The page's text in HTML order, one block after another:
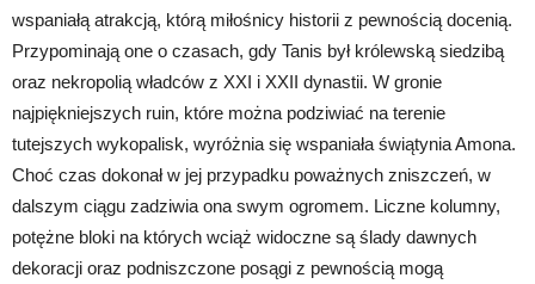
wspaniałą atrakcją, którą miłośnicy historii z pewnością docenią.
Przypominają one o czasach, gdy Tanis był królewską siedzibą
oraz nekropolią władców z XXI i XXII dynastii. W gronie
najpiękniejszych ruin, które można podziwiać na terenie
tutejszych wykopalisk, wyróżnia się wspaniała świątynia Amona.
Choć czas dokonał w jej przypadku poważnych zniszczeń, w
dalszym ciągu zadziwia ona swym ogromem. Liczne kolumny,
potężne bloki na których wciąż widoczne są ślady dawnych
dekoracji oraz podniszczone posągi z pewnością mogą